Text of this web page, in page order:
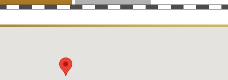
道地図 車両図鑑